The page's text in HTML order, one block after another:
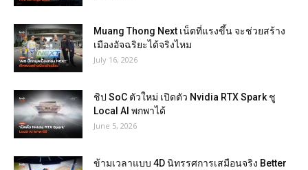
Muang Thong Next เน็ตที่แรงขึ้น จะช่วยสร้าง
เมืองอัจฉริยะได้จริงไหม
July 16, 2026
ชิป SoC ตัวใหม่ เปิดตัว Nvidia RTX Spark ชู
Local AI พกพาได้
June 5, 2026
ข้ามเวลาแบบ 4D นิทรรศการเสมือนจริง Better